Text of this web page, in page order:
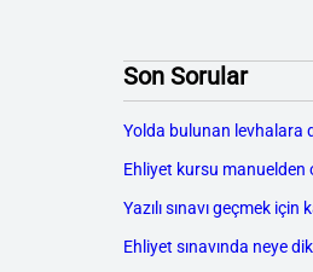
Son Sorular
Yolda bulunan levhalara
Ehliyet kursu
Yazılı sınavı geçmek
Ehliyet sınavında neye